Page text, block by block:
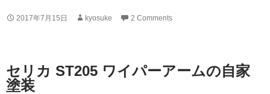
2017年7月15日 kyosuke 2 Comments
セリカ ST205 ワイパーアームの自家
塗装